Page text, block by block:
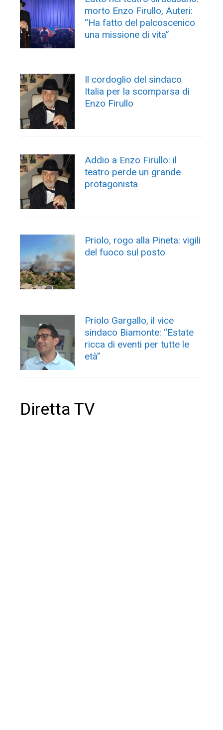
morto Enzo Firullo, Auteri:
“Ha fatto del palcoscenico
una missione di vita”
Il cordoglio del sindaco
Italia per la scomparsa di
Enzo Firullo
Addio a Enzo Firullo: il
teatro perde un grande
protagonista
Priolo, rogo alla Pineta: vigili
del fuoco sul posto
Priolo Gargallo, il vice
sindaco Biamonte: “Estate
ricca di eventi per tutte le
età”
Diretta TV